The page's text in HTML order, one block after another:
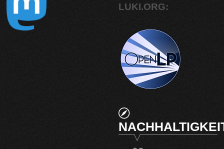
LUKI.ORG: